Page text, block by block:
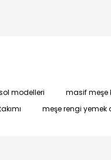
modelleri masif meşe
meşe rengi yemek